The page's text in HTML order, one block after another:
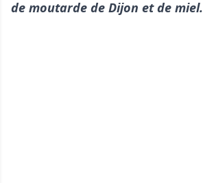
de moutarde de Dijon et de miel.